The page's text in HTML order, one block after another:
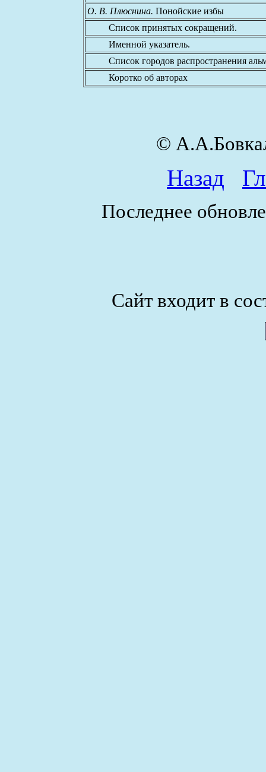
О. В. Плюснина. Понойские избы
Список принятых сокращений.
Именной указатель.
Список городов распространения
Коротко об авторах
©
Назад
Последнее
Сайт входит в